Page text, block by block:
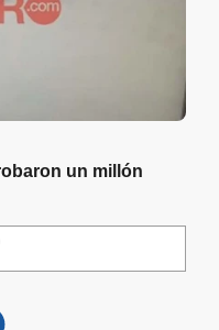
un millón